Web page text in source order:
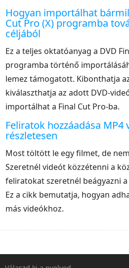
Hogyan importálhat
Cut Pro (X) programba
céljából
Ez a teljes oktatóanyag a DVD
programba történő
lemez támogatott. Kibonthatja
kiválaszthatja az adott DVD-
importálhat a Final Cut Pro-ba.
Feliratok hozzáadása MP4
részletesen
Most töltött le egy filmet, de
Szeretnél videót közzétenni a
feliratokat szeretnél beágyazni
Ez a cikk bemutatja, hogyan
más videókhoz.